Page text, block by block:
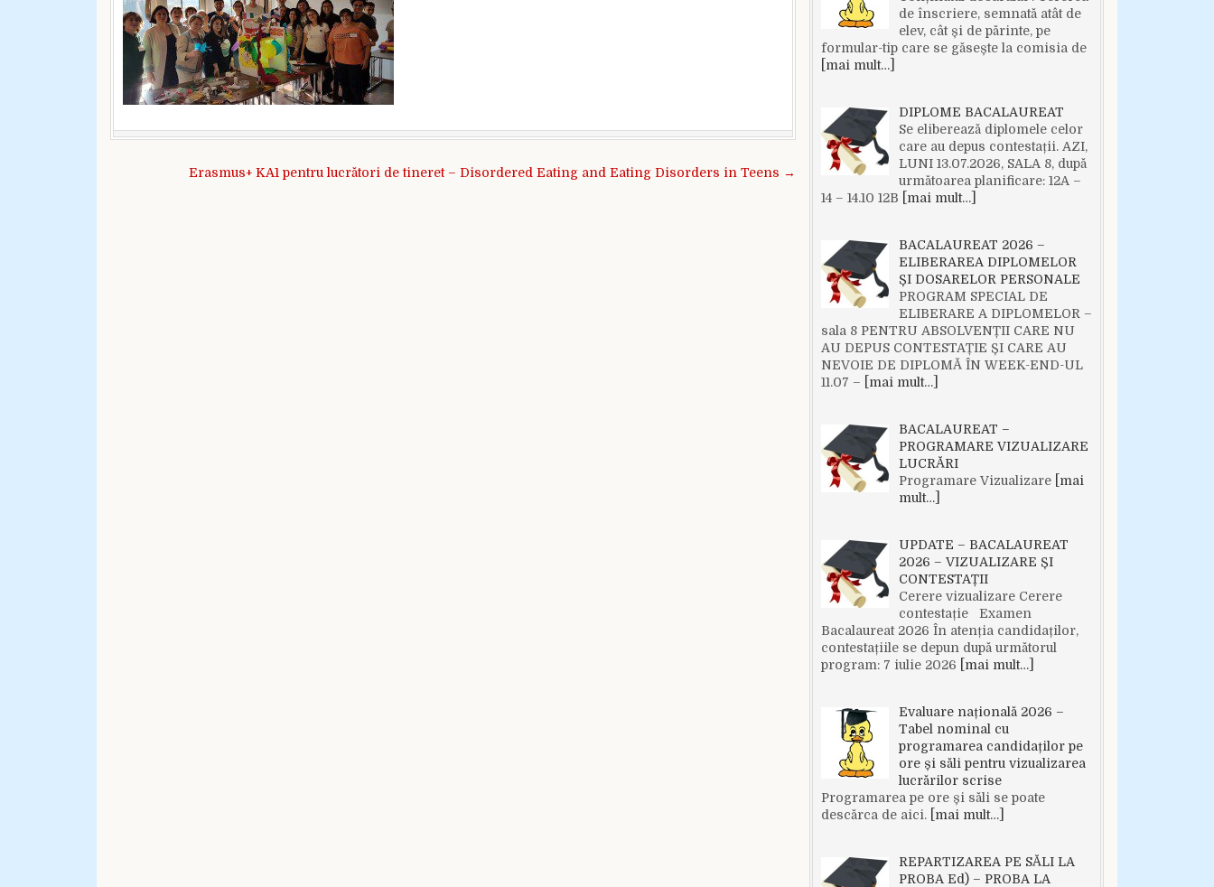
Navigare în articole
Erasmus+ KA1 pentru lucrători de tineret – Disordered Eating and Eating Disorders in Teens →
de înscriere, semnată atât de
elev, cât și de părinte, pe
formular-tip care se găsește la comisia de
[mai mult…]
DIPLOME BACALAUREAT
Se eliberează diplomele celor
care au depus contestații. AZI,
LUNI 13.07.2026, SALA 8, după
următoarea planificare: 12A –
14 – 14.10 12B
[mai mult…]
BACALAUREAT 2026 –
ELIBERAREA DIPLOMELOR
ȘI DOSARELOR PERSONALE
PROGRAM SPECIAL DE
ELIBERARE A DIPLOMELOR –
sala 8 PENTRU ABSOLVENȚII CARE NU
AU DEPUS CONTESTAȚIE ȘI CARE AU
NEVOIE DE DIPLOMĂ ÎN WEEK-END-UL
11.07 –
[mai mult…]
BACALAUREAT –
PROGRAMARE VIZUALIZARE
LUCRĂRI
Programare Vizualizare[mai
mult…]
UPDATE – BACALAUREAT
2026 – VIZUALIZARE ȘI
CONTESTAȚII
Cerere vizualizare Cerere
contestație Examen
Bacalaureat 2026 În atenția candidaților,
contestațiile se depun după următorul
program: 7 iulie 2026
[mai mult…]
Evaluare națională 2026 –
Tabel nominal cu
programarea candidaților pe
ore și săli pentru vizualizarea
lucrărilor scrise
Programarea pe ore și săli se poate
descărca de aici. [mai mult…]
REPARTIZAREA PE SĂLI LA
PROBA Ed) – PROBA LA